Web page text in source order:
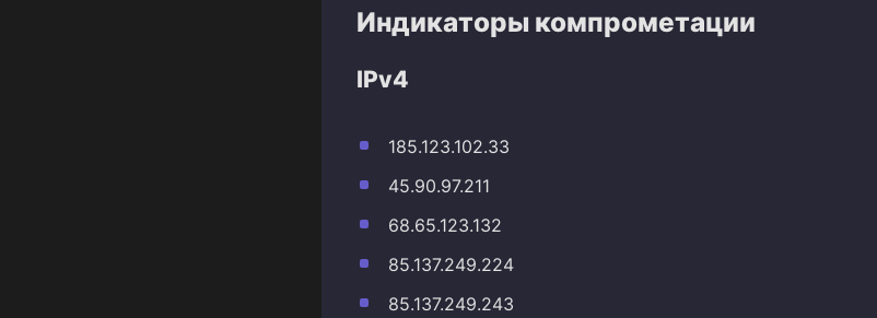
Индикаторы компрометации
IPv4
185.123.102.33
45.90.97.211
68.65.123.132
85.137.249.224
85.137.249.243